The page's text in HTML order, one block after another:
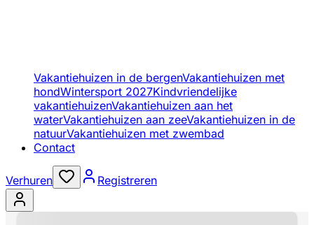
Vakantiehuizen in de bergenVakantiehuizen met
hondWintersport 2027Kindvriendelijke
vakantiehuizenVakantiehuizen aan het
waterVakantiehuizen aan zeeVakantiehuizen in de
natuurVakantiehuizen met zwembad
Contact
Verhuren Registreren